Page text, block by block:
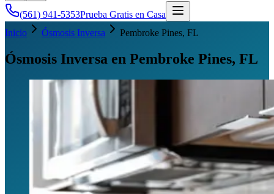
(561) 941-5353Prueba Gratis en Casa
Inicio
Ósmosis Inversa Pembroke Pines, FL
Ósmosis Inversa en Pembroke Pines, FL